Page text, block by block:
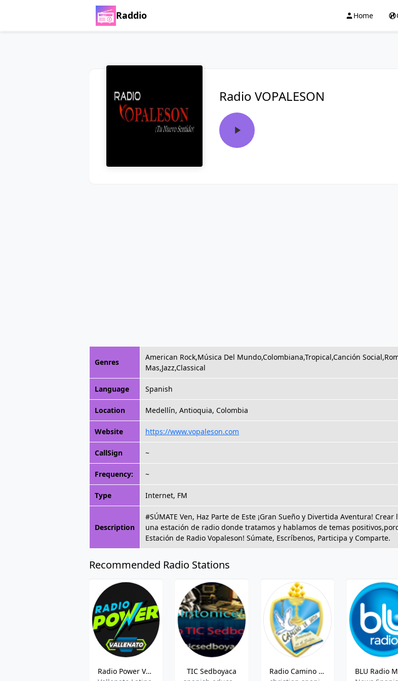
Raddio Home
Radio VOPALESON
Genres
American Rock,Música Del Mundo,Colombiana,Tropical,Canción
Mas,Jazz,Classical
Language Spanish
Location Medellín, Antioquia, Colombia
Website https://www.vopaleson.com
CallSign ~
Frequency: ~
Type Internet, FM
Description
#SÚMATE Ven, Haz Parte de Este ¡Gran Sueño y Divertida Aventura!
una estación de radio donde tratamos y hablamos de temas
Estación de Radio Vopaleson! Súmate, Escríbenos, Participa y Comparte.
Recommended Radio Stations
Radio Power Vallenato
TIC Sedboyaca
Radio Camino de Santidad